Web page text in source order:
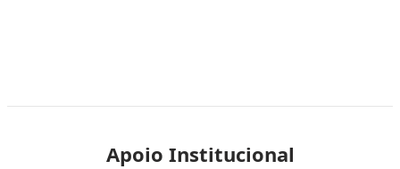
Apoio Institucional